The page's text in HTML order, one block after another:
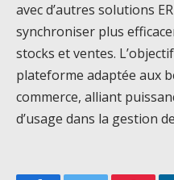
avec d’autres solutions
synchroniser plus
stocks et ventes.
plateforme adaptée aux
commerce, alliant
d’usage dans la gestion